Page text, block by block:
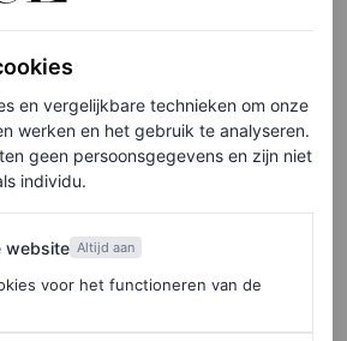
en vergelijkbare technieken om onze
werken en het gebruik te analyseren.
geen persoonsgegevens en zijn niet
individu.
website Altijd aan
voor het functioneren van de